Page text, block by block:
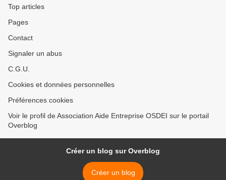
Top articles
Pages
Contact
Signaler un abus
C.G.U.
Cookies et données personnelles
Préférences cookies
Voir le profil de Association Aide Entreprise OSDEI sur le portail
Overblog
Créer un blog sur Overblog
Créer un blog